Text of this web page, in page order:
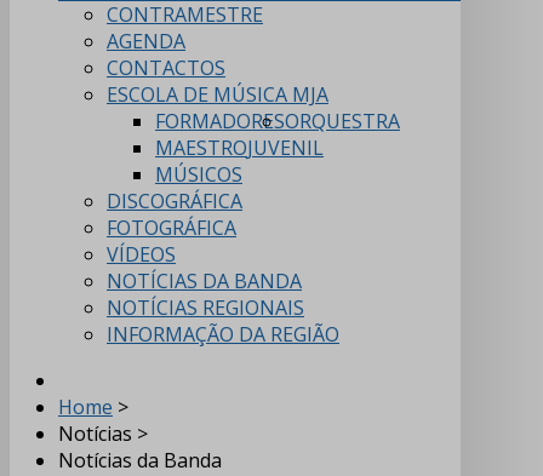
CONTRAMESTRE
AGENDA
CONTACTOS
ESCOLA DE MÚSICA MJA
FORMADORESORQUESTRA
JUVENIL
MAESTRO
MÚSICOS
DISCOGRÁFICA
FOTOGRÁFICA
VÍDEOS
NOTÍCIAS DA BANDA
NOTÍCIAS REGIONAIS
INFORMAÇÃO DA REGIÃO
Home >
Notícias >
Notícias da Banda